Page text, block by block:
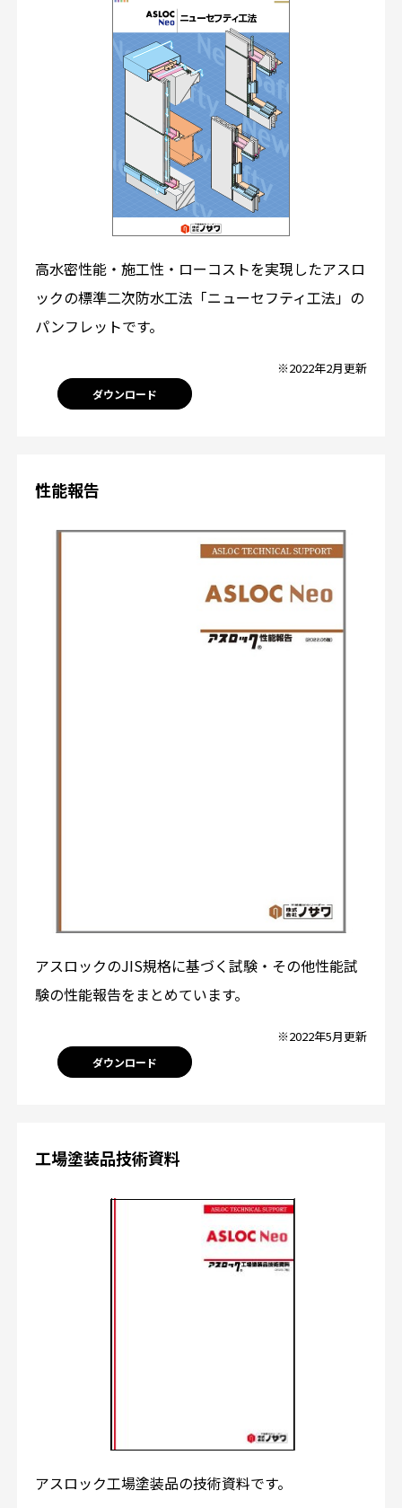
高水密性能・施工性・ローコストを実現したアスロ
ックの標準二次防水工法「ニューセフティ工法」の
パンフレットです。
※2022年2月更新
ダウンロード
性能報告
アスロックのJIS規格に基づく試験・その他性能試
験の性能報告をまとめています。
※2022年5月更新
ダウンロード
工場塗装品技術資料
アスロック工場塗装品の技術資料です。